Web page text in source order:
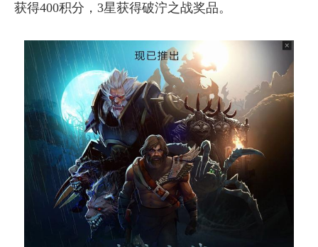
获得400积分，3星获得破泞之战奖品。